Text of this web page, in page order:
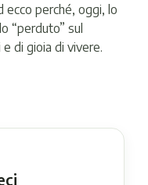
ecco perché, oggi, lo
“perduto” sul
di gioia di vivere.